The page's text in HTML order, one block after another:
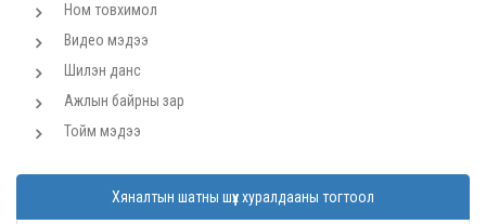
Ном товхимол
Видео мэдээ
Шилэн данс
Ажлын байрны зар
Тойм мэдээ
Хяналтын шатны шүүх хуралдааны тогтоол